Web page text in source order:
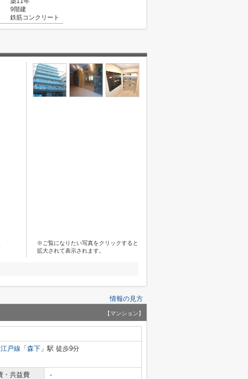
9階建
鉄筋コンクリート
※ご覧になりたい写真をクリックすると
拡大されて表示されます。
情報の見方
【マンション】
戸線 「 森下 」駅 徒歩9分
・共益費
-